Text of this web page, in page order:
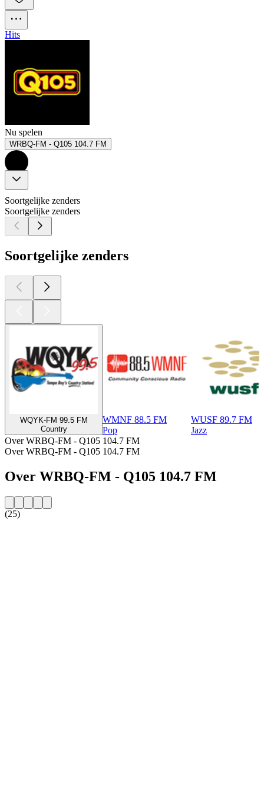
Hits
Nu spelen
WRBQ-FM - Q105 104.7 FM
Soortgelijke zenders
Soortgelijke zenders
Soortgelijke zenders
WQYK-FM 99.5 FM
Country
WMNF 88.5 FM
Pop
WUSF 89.7 FM
Jazz
Over WRBQ-FM - Q105 104.7 FM
Over WRBQ-FM - Q105 104.7 FM
Over WRBQ-FM - Q105 104.7 FM
(25)